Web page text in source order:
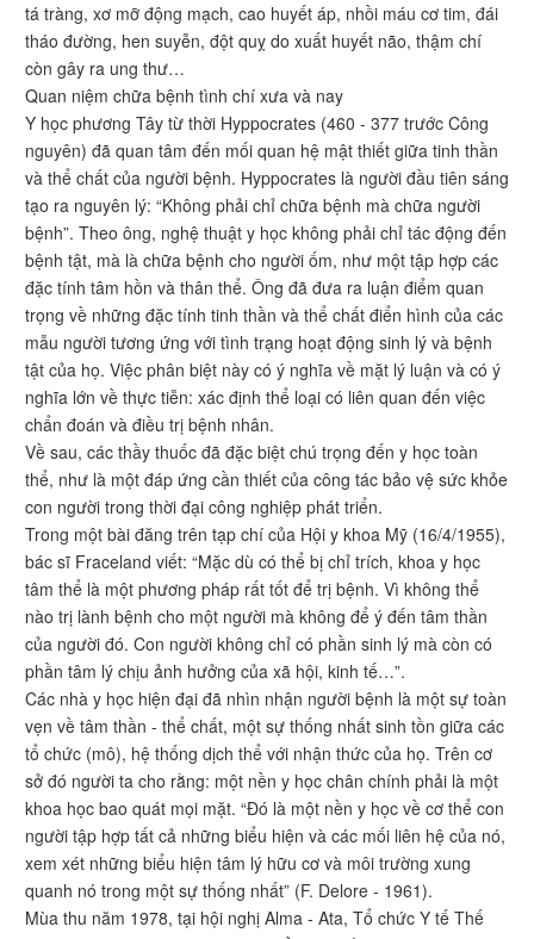
tá tràng, xơ mỡ động mạch, cao huyết áp, nhồi máu cơ tim, đái
tháo đường, hen suyễn, đột quỵ do xuất huyết não, thậm chí
còn gây ra ung thư…
Quan niệm chữa bệnh tình chí xưa và nay
Y học phương Tây từ thời Hyppocrates (460 - 377 trước Công
nguyên) đã quan tâm đến mối quan hệ mật thiết giữa tinh thần
và thể chất của người bệnh. Hyppocrates là người đầu tiên sáng
tạo ra nguyên lý: “Không phải chỉ chữa bệnh mà chữa người
bệnh”. Theo ông, nghệ thuật y học không phải chỉ tác động đến
bệnh tật, mà là chữa bệnh cho người ốm, như một tập hợp các
đặc tính tâm hồn và thân thể. Ông đã đưa ra luận điểm quan
trọng về những đặc tính tinh thần và thể chất điển hình của các
mẫu người tương ứng với tình trạng hoạt động sinh lý và bệnh
tật của họ. Việc phân biệt này có ý nghĩa về mặt lý luận và có ý
nghĩa lớn về thực tiễn: xác định thể loại có liên quan đến việc
chẩn đoán và điều trị bệnh nhân.
Về sau, các thầy thuốc đã đặc biệt chú trọng đến y học toàn
thể, như là một đáp ứng cần thiết của công tác bảo vệ sức khỏe
con người trong thời đại công nghiệp phát triển.
Trong một bài đăng trên tạp chí của Hội y khoa Mỹ (16/4/1955),
bác sĩ Fraceland viết: “Mặc dù có thể bị chỉ trích, khoa y học
tâm thể là một phương pháp rất tốt để trị bệnh. Vì không thể
nào trị lành bệnh cho một người mà không để ý đến tâm thần
của người đó. Con người không chỉ có phần sinh lý mà còn có
phần tâm lý chịu ảnh hưởng của xã hội, kinh tế…”.
Các nhà y học hiện đại đã nhìn nhận người bệnh là một sự toàn
vẹn về tâm thần - thể chất, một sự thống nhất sinh tồn giữa các
tổ chức (mô), hệ thống dịch thể với nhận thức của họ. Trên cơ
sở đó người ta cho rằng: một nền y học chân chính phải là một
khoa học bao quát mọi mặt. “Đó là một nền y học về cơ thể con
người tập hợp tất cả những biểu hiện và các mối liên hệ của nó,
xem xét những biểu hiện tâm lý hữu cơ và môi trường xung
quanh nó trong một sự thống nhất” (F. Delore - 1961).
Mùa thu năm 1978, tại hội nghị Alma - Ata, Tổ chức Y tế Thế